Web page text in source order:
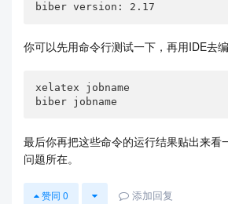
biber version: 2.17
你可以先用命令行测试一下，再用IDE去编
xelatex jobname
biber jobname
最后你再把这些命令的运行结果贴出来看
问题所在。
赞同 0 添加回复